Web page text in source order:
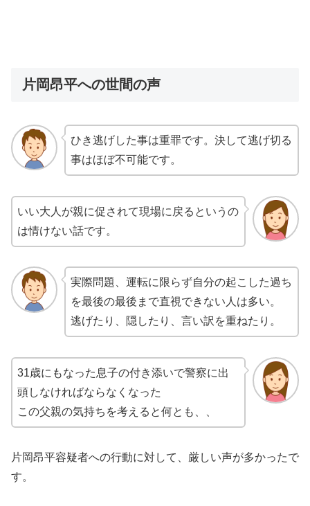
片岡昂平への世間の声
ひき逃げした事は重罪です。決して逃げ切る
事はほぼ不可能です。
いい大人が親に促されて現場に戻るというの
は情けない話です。
実際問題、運転に限らず自分の起こした過ち
を最後の最後まで直視できない人は多い。
逃げたり、隠したり、言い訳を重ねたり。
31歳にもなった息子の付き添いで警察に出
頭しなければならなくなった
この父親の気持ちを考えると何とも、、
片岡昂平容疑者への行動に対して、厳しい声が多かったで
す。